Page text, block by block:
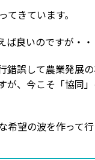
きています。
良いのですが・・
誤して農業発展
、今こそ「協同
望の波を作って行